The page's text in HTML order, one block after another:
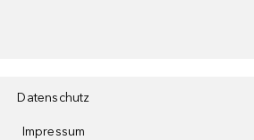
Datenschutz
Impressum